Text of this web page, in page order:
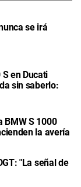
se irá
en Ducati
sin saberlo:
BMW S 1000
la avería
"La señal de